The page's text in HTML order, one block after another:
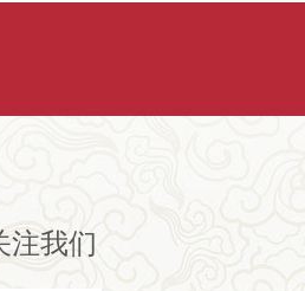
注我们